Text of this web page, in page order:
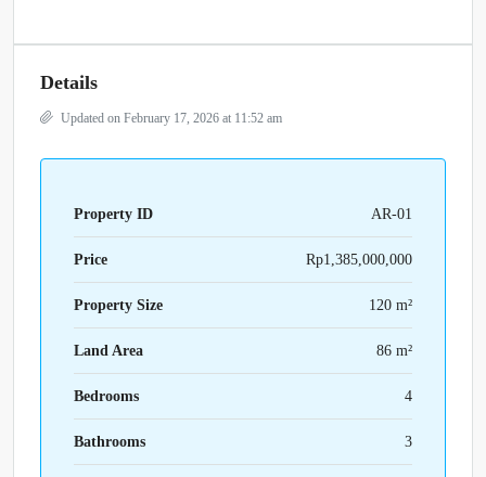
Details
Updated on February 17, 2026 at 11:52 am
Property ID AR-01
Price Rp1,385,000,000
Property Size 120 m²
Land Area 86 m²
Bedrooms 4
Bathrooms 3